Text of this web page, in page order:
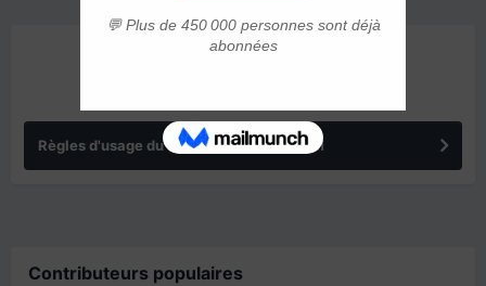
Règles d'usage du forum IMMIGRER.COM
Contributeurs populaires